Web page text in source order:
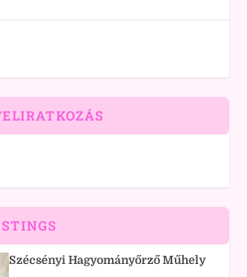
Szécsényi Hagyományőrző Műhely